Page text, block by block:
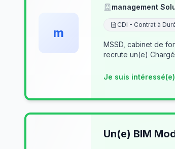
m
management
CDI - Contrat à
MSSD, cabinet de
recrute un(e)
Je suis intéressé(e)
Un(e) BIM